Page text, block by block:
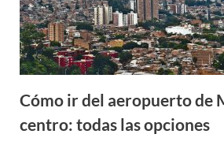
Cómo ir del aeropuerto de
centro: todas las opciones